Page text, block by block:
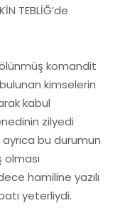
TEBLİĞ’de
komandit
kimselerin
kabul
zilyedi
bu durumun
olması
hamiline yazılı
yeterliydi.